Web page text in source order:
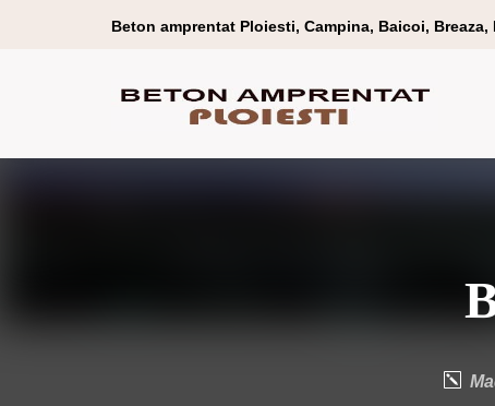
Beton amprentat Ploiesti, Campina, Baicoi,